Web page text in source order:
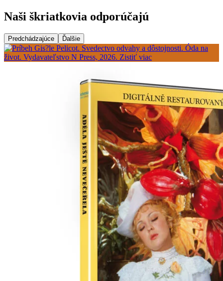
Naši škriatkovia odporúčajú
Predchádzajúce Ďalšie